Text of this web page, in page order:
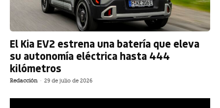
El Kia EV2 estrena una batería que eleva
su autonomía eléctrica hasta 444
kilómetros
Redacción - 29 de julio de 2026